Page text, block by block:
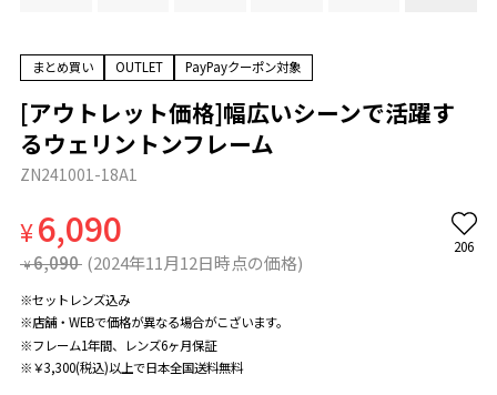
まとめ買い OUTLET PayPayクーポン対象
[アウトレット価格]幅広いシーンで活躍す
るウェリントンフレーム
ZN241001-18A1
¥6,090
¥ 6,090 (2024年11月12日時点の価格)
206
※セットレンズ込み
※店舗・WEBで価格が異なる場合がこざいます。
※フレーム1年間、レンズ6ヶ月保証
※￥3,300(税込)以上で日本全国送料無料